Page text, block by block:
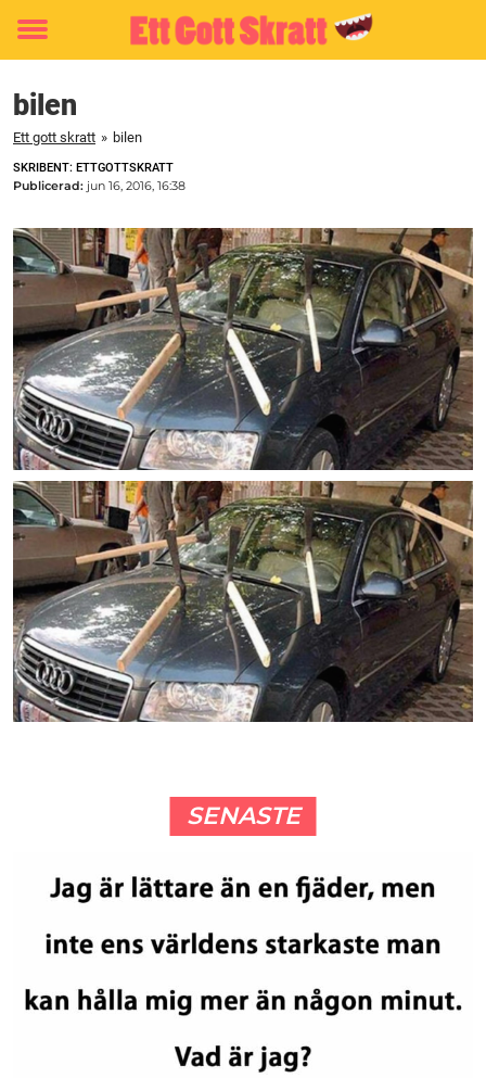
Toggle
bilen
Ett gott skratt » bilen
SKRIBENT: ETTGOTTSKRATT
Publicerad: jun 16, 2016, 16:38
SENASTE